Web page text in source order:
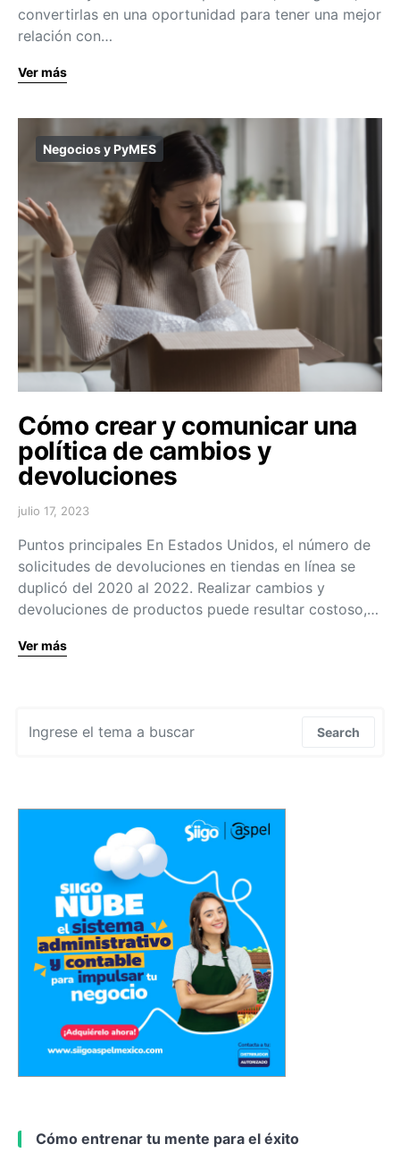
convertirlas en una oportunidad para tener una mejor
relación con…
Ver más
Negocios y PyMES
Cómo crear y comunicar una
política de cambios y
devoluciones
julio 17, 2023
Puntos principales En Estados Unidos, el número de
solicitudes de devoluciones en tiendas en línea se
duplicó del 2020 al 2022. Realizar cambios y
devoluciones de productos puede resultar costoso,…
Ver más
Search
Cómo entrenar tu mente para el éxito